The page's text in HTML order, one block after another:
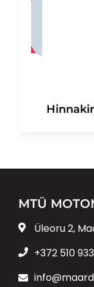
MTÜ
Üleoru 2,
+372 510